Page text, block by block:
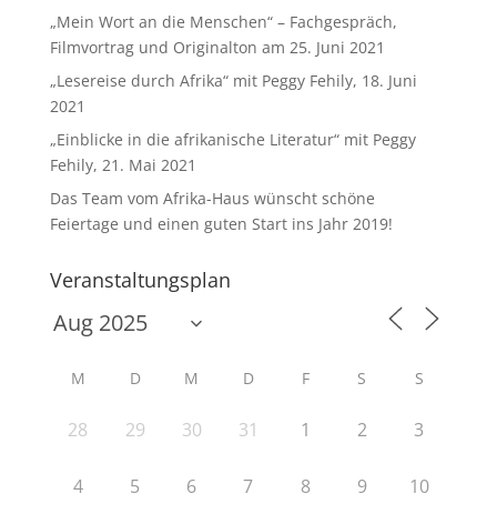
„Mein Wort an die Menschen“ – Fachgespräch,
Filmvortrag und Originalton am 25. Juni 2021
„Lesereise durch Afrika“ mit Peggy Fehily, 18. Juni
2021
„Einblicke in die afrikanische Literatur“ mit Peggy
Fehily, 21. Mai 2021
Das Team vom Afrika-Haus wünscht schöne
Feiertage und einen guten Start ins Jahr 2019!
Veranstaltungsplan
M D M D F S S
28 29 30 31 1 2 3
4 5 6 7 8 9 10